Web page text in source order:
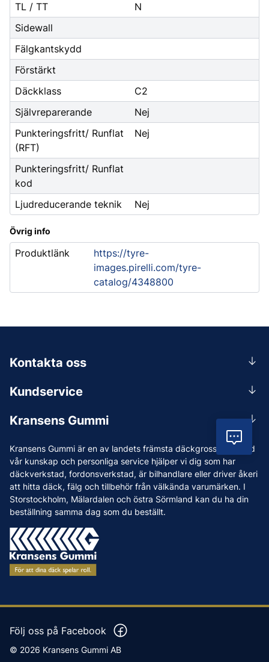
TL / TT
N
Sidewall
Fälgkantskydd
Förstärkt
Däckklass
C2
Självreparerande
Nej
Punkteringsfritt/ Runflat
(RFT)
Nej
Punkteringsfritt/ Runflat
kod
Ljudreducerande teknik
Nej
Övrig info
Produktlänk
https://tyre-
images.pirelli.com/tyre-
catalog/4348800
Kransens Gummi är en av landets främsta däckgrossister. Med
vår kunskap och personliga service hjälper vi dig som har
däckverkstad, fordonsverkstad, är bilhandlare eller driver åkeri
att hitta däck, fälg och tillbehör från välkända varumärken. I
Storstockholm, Mälardalen och östra Sörmland kan du ha din
beställning samma dag som du beställt.
Kundservice
Leverans
Reklamation & återköp
Betalning & faktura
Köpvillkor
Vanliga frågor och svar
Kransens Gummi
Vi som jobbar på Kransens Gummi
Jobba hos oss
Nyheter
Tips & Råd
Varumärken
Våra Verkstäder
Press
Kontakta oss
0156-409 00
Mån-Tors 07.30-16:30, Fre 07.30-15.00.
Lunchstängt 12:00-12:30
Följ oss på Facebook
© 2026 Kransens Gummi AB